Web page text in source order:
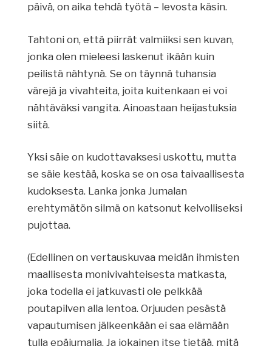
päivä, on aika tehdä työtä – levosta käsin.
Tahtoni on, että piirrät valmiiksi sen kuvan,
jonka olen mieleesi laskenut ikään kuin
peilistä nähtynä. Se on täynnä tuhansia
värejä ja vivahteita, joita kuitenkaan ei voi
nähtäväksi vangita. Ainoastaan heijastuksia
siitä.
Yksi säie on kudottavaksesi uskottu, mutta
se säie kestää, koska se on osa taivaallisesta
kudoksesta. Lanka jonka Jumalan
erehtymätön silmä on katsonut kelvolliseksi
pujottaa.
(Edellinen on vertauskuvaa meidän ihmisten
maallisesta monivivahteisesta matkasta,
joka todella ei jatkuvasti ole pelkkää
poutapilven alla lentoa. Orjuuden pesästä
vapautumisen jälkeenkään ei saa elämään
tulla epäjumalia. Ja jokainen itse tietää, mitä